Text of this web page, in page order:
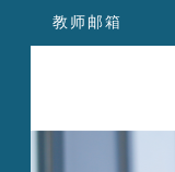
教师邮箱